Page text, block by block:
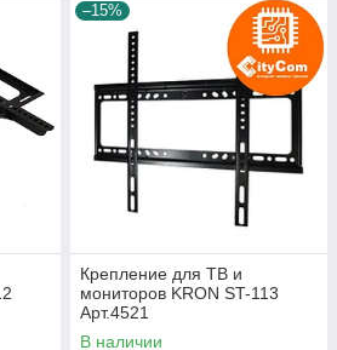
–15%
Крепление для ТВ и
мониторов KRON ST-113
Арт.4521
В наличии